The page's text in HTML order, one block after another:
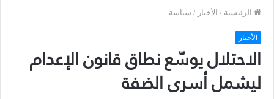
الرئيسية / الأخبار / سياسة
الأخبار
الاحتلال يوسّع نطاق قانون الإعدام
ليشمل أسرى الضفة